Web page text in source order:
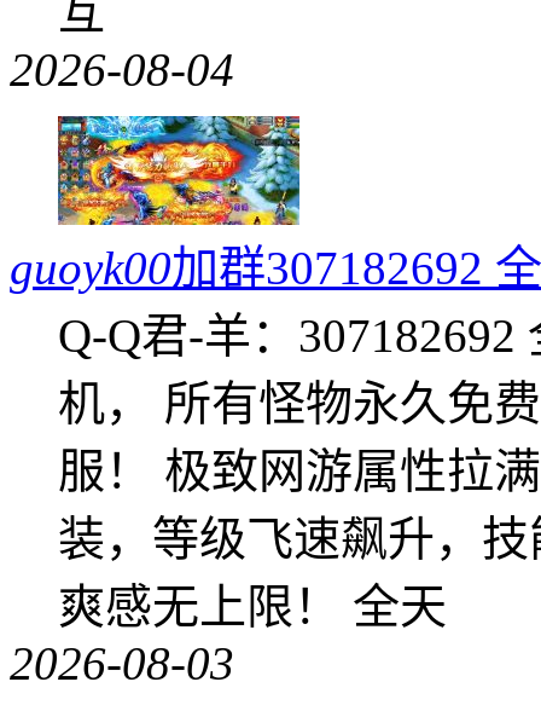
互
2026-08-04
guoyk00加群307182692
Q-Q君-羊：
机， 所有怪物永久免
服！ 极致网游属性拉
装，等级飞速飙升，
爽感无上限！ 全天
2026-08-03